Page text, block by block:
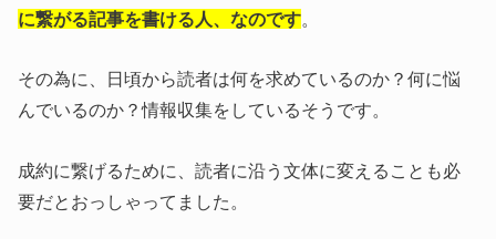
に繋がる記事を書ける人、なのです。
その為に、日頃から読者は何を求めているのか？何に悩
んでいるのか？情報収集をしているそうです。
成約に繋げるために、読者に沿う文体に変えることも必
要だとおっしゃってました。